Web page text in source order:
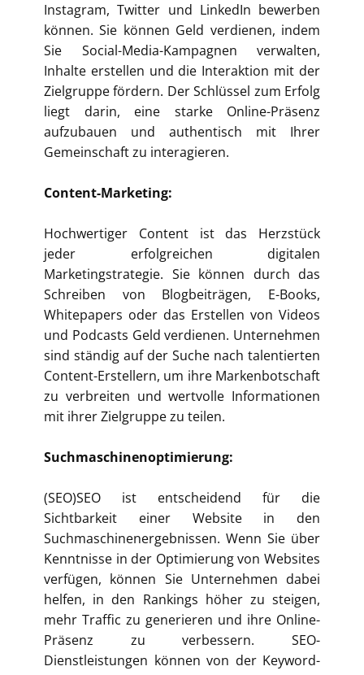
Instagram, Twitter und LinkedIn bewerben
können. Sie können Geld verdienen, indem
Sie Social-Media-Kampagnen verwalten,
Inhalte erstellen und die Interaktion mit der
Zielgruppe fördern. Der Schlüssel zum Erfolg
liegt darin, eine starke Online-Präsenz
aufzubauen und authentisch mit Ihrer
Gemeinschaft zu interagieren.
Content-Marketing:
Hochwertiger Content ist das Herzstück
jeder erfolgreichen digitalen
Marketingstrategie. Sie können durch das
Schreiben von Blogbeiträgen, E-Books,
Whitepapers oder das Erstellen von Videos
und Podcasts Geld verdienen. Unternehmen
sind ständig auf der Suche nach talentierten
Content-Erstellern, um ihre Markenbotschaft
zu verbreiten und wertvolle Informationen
mit ihrer Zielgruppe zu teilen.
Suchmaschinenoptimierung:
(SEO)SEO ist entscheidend für die
Sichtbarkeit einer Website in den
Suchmaschinenergebnissen. Wenn Sie über
Kenntnisse in der Optimierung von Websites
verfügen, können Sie Unternehmen dabei
helfen, in den Rankings höher zu steigen,
mehr Traffic zu generieren und ihre Online-
Präsenz zu verbessern. SEO-
Dienstleistungen können von der Keyword-